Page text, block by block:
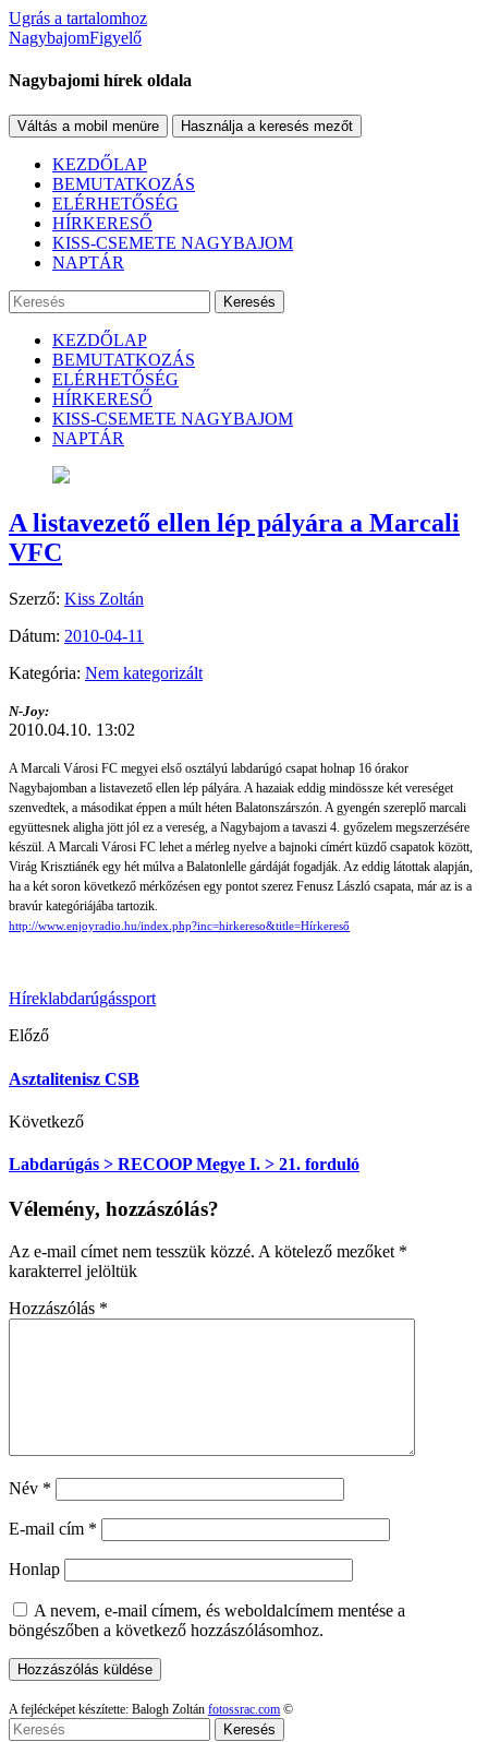
Ugrás a tartalomhoz
NagybajomFigyelő
Nagybajomi hírek oldala
Váltás a mobil menüre Használja a keresés mezőt
KEZDŐLAP
BEMUTATKOZÁS
ELÉRHETŐSÉG
HÍRKERESŐ
KISS-CSEMETE NAGYBAJOM
NAPTÁR
Keresés
KEZDŐLAP
BEMUTATKOZÁS
ELÉRHETŐSÉG
HÍRKERESŐ
KISS-CSEMETE NAGYBAJOM
NAPTÁR
A listavezető ellen lép pályára a Marcali
VFC
Szerző: Kiss Zoltán
Dátum: 2010-04-11
Kategória: Nem kategorizált
N-Joy:
2010.04.10. 13:02
A Marcali Városi FC megyei első osztályú labdarúgó csapat holnap 16 órakor
Nagybajomban a listavezető ellen lép pályára. A hazaiak eddig mindössze két vereséget
szenvedtek, a másodikat éppen a múlt héten Balatonszárszón. A gyengén szereplő marcali
együttesnek aligha jött jól ez a vereség, a Nagybajom a tavaszi 4. győzelem megszerzésére
készül. A Marcali Városi FC lehet a mérleg nyelve a bajnoki címért küzdő csapatok között,
Virág Krisztiánék egy hét múlva a Balatonlelle gárdáját fogadják. Az eddig látottak alapján,
ha a két soron következő mérkőzésen egy pontot szerez Fenusz László csapata, már az is a
bravúr kategóriájába tartozik.
http://www.enjoyradio.hu/index.php?inc=hirkereso&title=Hírkereső
Híreklabdarúgássport
Előző
Asztalitenisz CSB
Következő
Labdarúgás > RECOOP Megye I. > 21. forduló
Vélemény, hozzászólás?
Az e-mail címet nem tesszük közzé. A kötelező mezőket *
karakterrel jelöltük
Hozzászólás *
Név *
E-mail cím *
Honlap
A nevem, e-mail címem, és weboldalcímem mentése a
böngészőben a következő hozzászólásomhoz.
A fejlécképet készítette: Balogh Zoltán fotossrac.com ©
Keresés